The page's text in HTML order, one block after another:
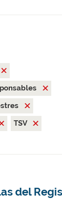
TSV
del